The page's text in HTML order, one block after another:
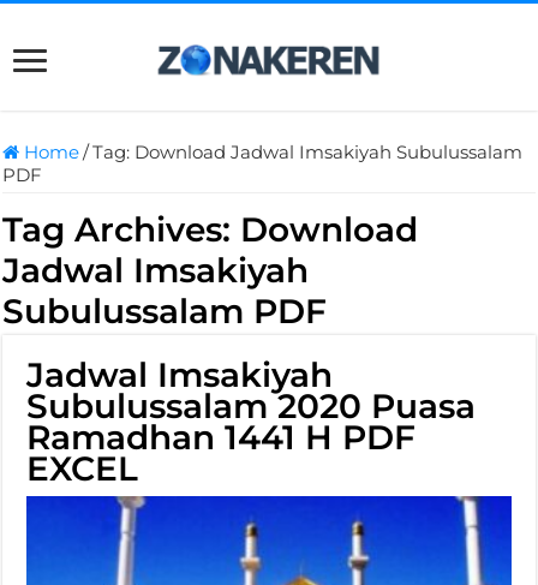
Home/Tag: Download Jadwal Imsakiyah Subulussalam
PDF
Tag Archives: Download
Jadwal Imsakiyah
Subulussalam PDF
Jadwal Imsakiyah
Subulussalam 2020 Puasa
Ramadhan 1441 H PDF
EXCEL